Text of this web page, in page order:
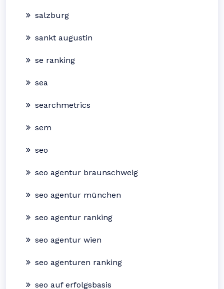
salzburg
sankt augustin
se ranking
sea
searchmetrics
sem
seo
seo agentur braunschweig
seo agentur münchen
seo agentur ranking
seo agentur wien
seo agenturen ranking
seo auf erfolgsbasis